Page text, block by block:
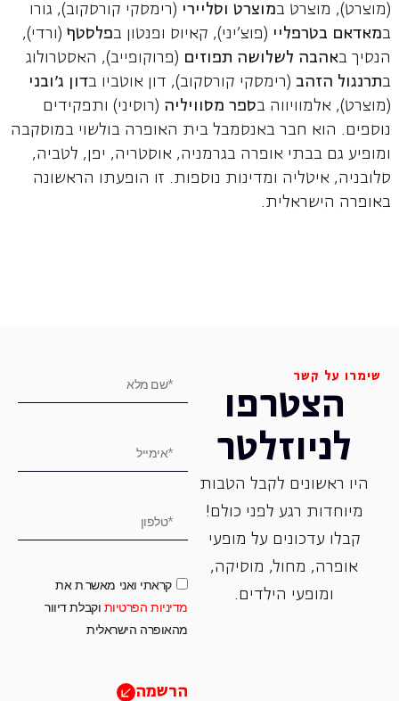
(מוצרט), מוצרט במוצרט וסליירי (רימסקי קורסקוב), גורו
במאדאם בטרפליי (פוצ'יני), קאיוס ופנטון בפלסטף(ורדי),
הנסיך באהבה לשלושה תפוזים (פרוקופייב), האסטרולוג
בתרנגול הזהב (רימסקי קורסקוב), דון אוטביו בדון ג'ובני
(מוצרט), אלמוויווה בספר מסוויליה (רוסיני) ותפקידים
נוספים. הוא חבר באנסמבל בית האופרה בולשוי במוסקבה
ומופיע גם בבתי אופרה בגרמניה, אוסטריה, יפן, לטביה,
סלובניה, איטליה ומדינות נוספות. זו הופעתו הראשונה
באופרה הישראלית.
שימרו על קשר
הצטרפו
לניוזלטר
היו ראשונים לקבל הטבות
מיוחדות רגע לפני כולם!
קבלו עדכונים על מופעי
אופרה, ‏מחול, ‏מוסיקה,
ומופעי הילדים.
קראתי ואני מאשר.ת את
מדיניות הפרטיות וקבלת דיוור
מהאופרה הישראלית
הרשמה